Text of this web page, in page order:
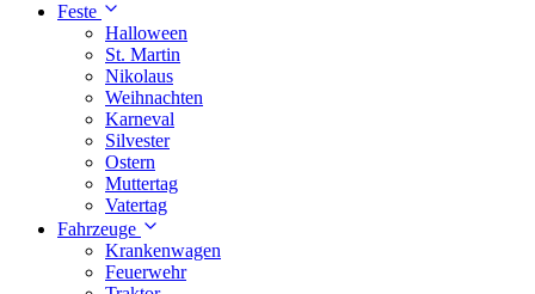
Feste
Halloween
St. Martin
Nikolaus
Weihnachten
Karneval
Silvester
Ostern
Muttertag
Vatertag
Fahrzeuge
Krankenwagen
Feuerwehr